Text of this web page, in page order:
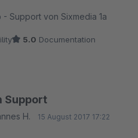
Support von Sixmedia 1a
5.0 Documentation
Support
H. 15 August 2017 17:22